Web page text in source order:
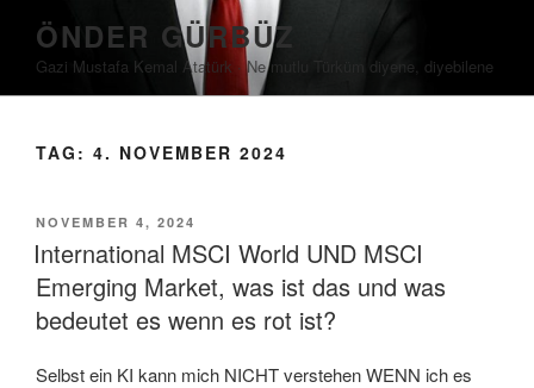
Inhalt
springen
ÖNDER GÜRBÜZ
Gazi Mustafa Kemal Atatürk ∙ Ne mutlu Türküm diyene, diyebilene
TAG: 4. NOVEMBER 2024
VERÖFFENTLICHT
AM
NOVEMBER 4, 2024
International MSCI World UND MSCI
Emerging Market, was ist das und was
bedeutet es wenn es rot ist?
Selbst ein KI kann mich NICHT verstehen WENN ich es